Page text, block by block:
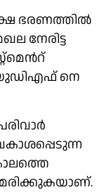
ഭരണത്തിൽ
നേരിട്ട
യുഡിഎഫ് നെ